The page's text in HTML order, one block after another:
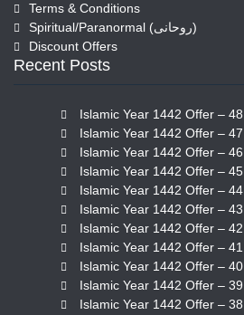
Terms & Conditions
Spiritual/Paranormal (روحانی)
Discount Offers
Recent Posts
Islamic Year 1442 Offer – 48
Islamic Year 1442 Offer – 47
Islamic Year 1442 Offer – 46
Islamic Year 1442 Offer – 45
Islamic Year 1442 Offer – 44
Islamic Year 1442 Offer – 43
Islamic Year 1442 Offer – 42
Islamic Year 1442 Offer – 41
Islamic Year 1442 Offer – 40
Islamic Year 1442 Offer – 39
Islamic Year 1442 Offer – 38